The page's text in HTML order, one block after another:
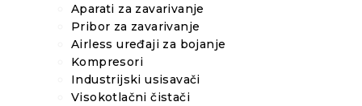
Aparati za zavarivanje
Pribor za zavarivanje
Airless uređaji za bojanje
Kompresori
Industrijski usisavači
Visokotlačni čistači